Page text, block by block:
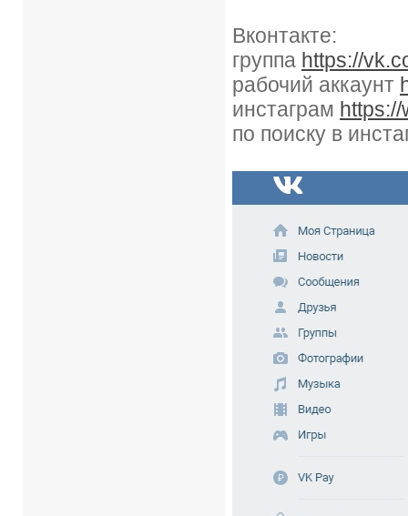
Вконтакте:
группа https://
рабочий аккаунт
инстаграм
по поиску в